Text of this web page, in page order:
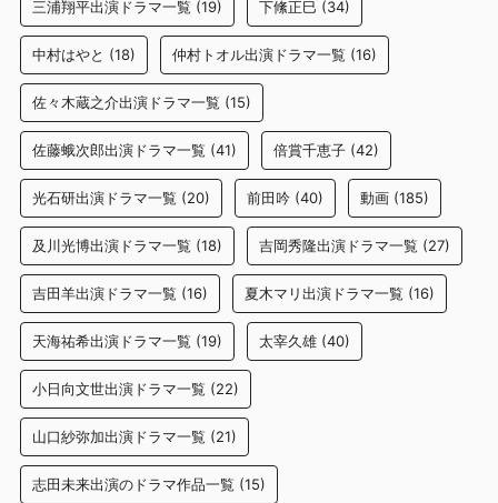
三浦翔平出演ドラマ一覧 (19) 下絛正巳 (34)
中村はやと (18) 仲村トオル出演ドラマ一覧 (16)
佐々木蔵之介出演ドラマ一覧 (15)
佐藤蛾次郎出演ドラマ一覧 (41) 倍賞千恵子 (42)
光石研出演ドラマ一覧 (20) 前田吟 (40) 動画 (185)
及川光博出演ドラマ一覧 (18) 吉岡秀隆出演ドラマ一覧 (27)
吉田羊出演ドラマ一覧 (16) 夏木マリ出演ドラマ一覧 (16)
天海祐希出演ドラマ一覧 (19) 太宰久雄 (40)
小日向文世出演ドラマ一覧 (22)
山口紗弥加出演ドラマ一覧 (21)
志田未来出演のドラマ作品一覧 (15)